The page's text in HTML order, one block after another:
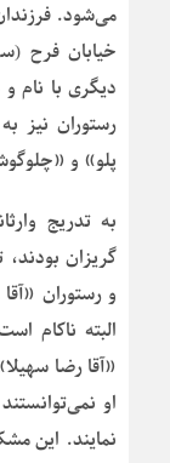
می‌شود.
خیابان فرح
دیگری با نام
رستوران نیز
پلو» و
به تدریج
گریزان
و رستوران
البته ناکام
«آقا رضا
او
نمایند. این